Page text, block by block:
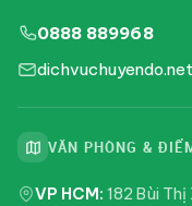
0888 889968
VĂN PHÒNG &
VP HCM: 182 Bùi Thị